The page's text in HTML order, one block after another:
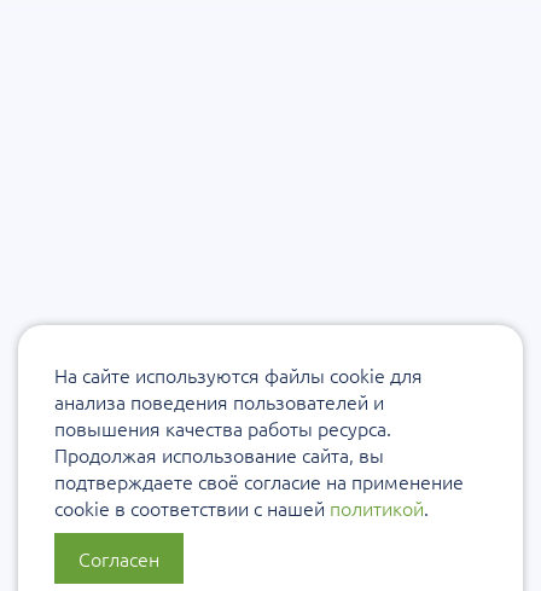
На сайте используются файлы cookie для
анализа поведения пользователей и
повышения качества работы ресурса.
Продолжая использование сайта, вы
подтверждаете своё согласие на применение
cookie в соответствии с нашей политикой.
Согласен